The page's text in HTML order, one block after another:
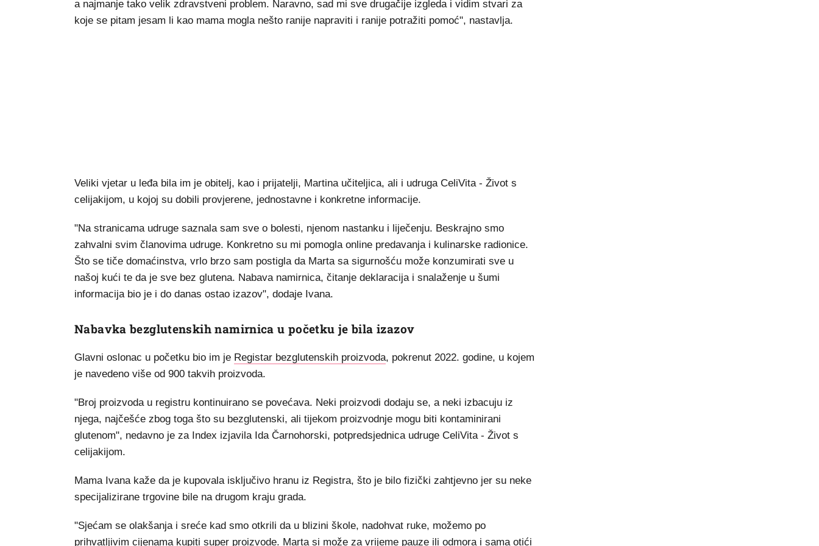
a najmanje tako velik zdravstveni problem. Naravno, sad mi sve drugačije izgleda i vidim stvari za
koje se pitam jesam li kao mama mogla nešto ranije napraviti i ranije potražiti pomoć", nastavlja.
Veliki vjetar u leđa bila im je obitelj, kao i prijatelji, Martina učiteljica, ali i udruga CeliVita - Život s
celijakijom, u kojoj su dobili provjerene, jednostavne i konkretne informacije.
"Na stranicama udruge saznala sam sve o bolesti, njenom nastanku i liječenju. Beskrajno smo
zahvalni svim članovima udruge. Konkretno su mi pomogla online predavanja i kulinarske radionice.
Što se tiče domaćinstva, vrlo brzo sam postigla da Marta sa sigurnošću može konzumirati sve u
našoj kući te da je sve bez glutena. Nabava namirnica, čitanje deklaracija i snalaženje u šumi
informacija bio je i do danas ostao izazov", dodaje Ivana.
Nabavka bezglutenskih namirnica u početku je bila izazov
Glavni oslonac u početku bio im je Registar bezglutenskih proizvoda, pokrenut 2022. godine, u kojem
je navedeno više od 900 takvih proizvoda.
"Broj proizvoda u registru kontinuirano se povećava. Neki proizvodi dodaju se, a neki izbacuju iz
njega, najčešće zbog toga što su bezglutenski, ali tijekom proizvodnje mogu biti kontaminirani
glutenom", nedavno je za Index izjavila Ida Čarnohorski, potpredsjednica udruge CeliVita - Život s
celijakijom.
Mama Ivana kaže da je kupovala isključivo hranu iz Registra, što je bilo fizički zahtjevno jer su neke
specijalizirane trgovine bile na drugom kraju grada.
"Sjećam se olakšanja i sreće kad smo otkrili da u blizini škole, nadohvat ruke, možemo po
prihvatljivim cijenama kupiti super proizvode. Marta si može za vrijeme pauze ili odmora i sama otići